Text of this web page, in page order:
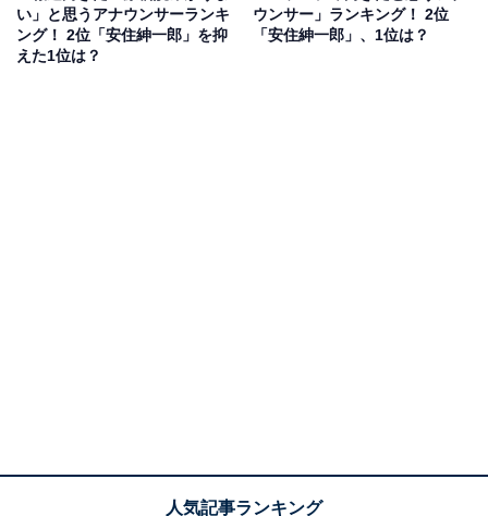
が）。サラリーマンならこんな風でありたいなと思う
（50代女性）」といった声が上がりました。
い」と思うアナウンサーランキ
ング！ 2位「安住紳一郎」を抑
えた1位は？
ウンサー」ランキング！ 2位
「安住紳一郎」、1位は？